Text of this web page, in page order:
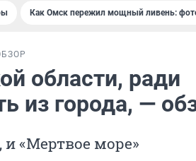
Как Омск пережил мощный ливень:
области, ради
из города, —
«Мертвое море»